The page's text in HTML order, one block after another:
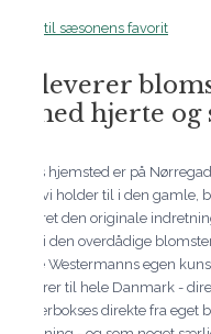
Bestil sæsonens favorit
Vi leverer
- med hjerte
Vores hjemsted er på
hvor vi holder til i den gamle,
bevaret den originale
midt i den overdådige
Mette Westermanns egen
i leverer til hele Danmark -
Flowerbokses direkte fra